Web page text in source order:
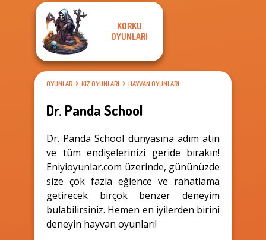
KORKU
OYUNLARI
OYUNLAR KIZ OYUNLARI HAYVAN OYUNLARI
Dr. Panda School
Dr. Panda School dünyasına adım atın
ve tüm endişelerinizi geride bırakın!
Eniyioyunlar.com üzerinde, gününüzde
size çok fazla eğlence ve rahatlama
getirecek birçok benzer deneyim
bulabilirsiniz. Hemen en iyilerden birini
deneyin hayvan oyunları!